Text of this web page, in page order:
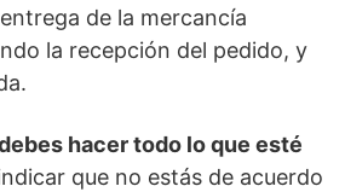
de la mercancía
la recepción del pedido, y
hacer todo lo que esté
que no estás de acuerdo